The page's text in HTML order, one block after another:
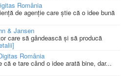
România
de agenție care știe că o idee bună
& Jansen
care să gândească și să producă
România
e tare când o idee arată bine, dar...